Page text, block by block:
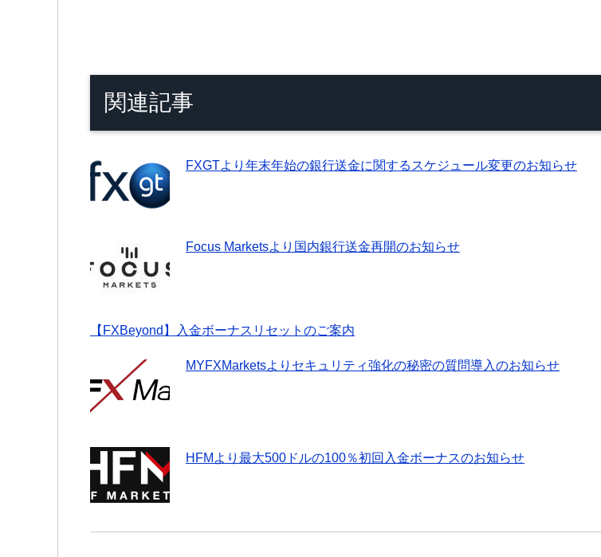
関連記事
FXGTより年末年始の銀行送金に関するスケジュール変更のお知らせ
Focus Marketsより国内銀行送金再開のお知らせ
【FXBeyond】入金ボーナスリセットのご案内
MYFXMarketsよりセキュリティ強化の秘密の質問導入のお知らせ
HFMより最大500ドルの100％初回入金ボーナスのお知らせ